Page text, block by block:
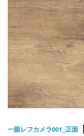
一眼レフカメラ001_正面